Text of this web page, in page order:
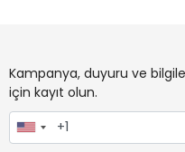
Kampanya, duyuru ve
için kayıt olun.